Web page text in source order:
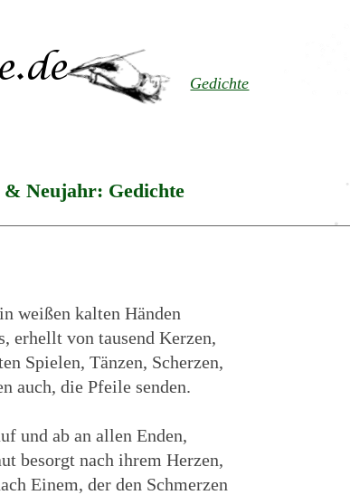
Gedichte
& Neujahr: Gedichte
weißen kalten Händen
erhellt von tausend Kerzen,
Spielen, Tänzen, Scherzen,
auch, die Pfeile senden.
und ab an allen Enden,
besorgt nach ihrem Herzen,
Einem, der den Schmerzen